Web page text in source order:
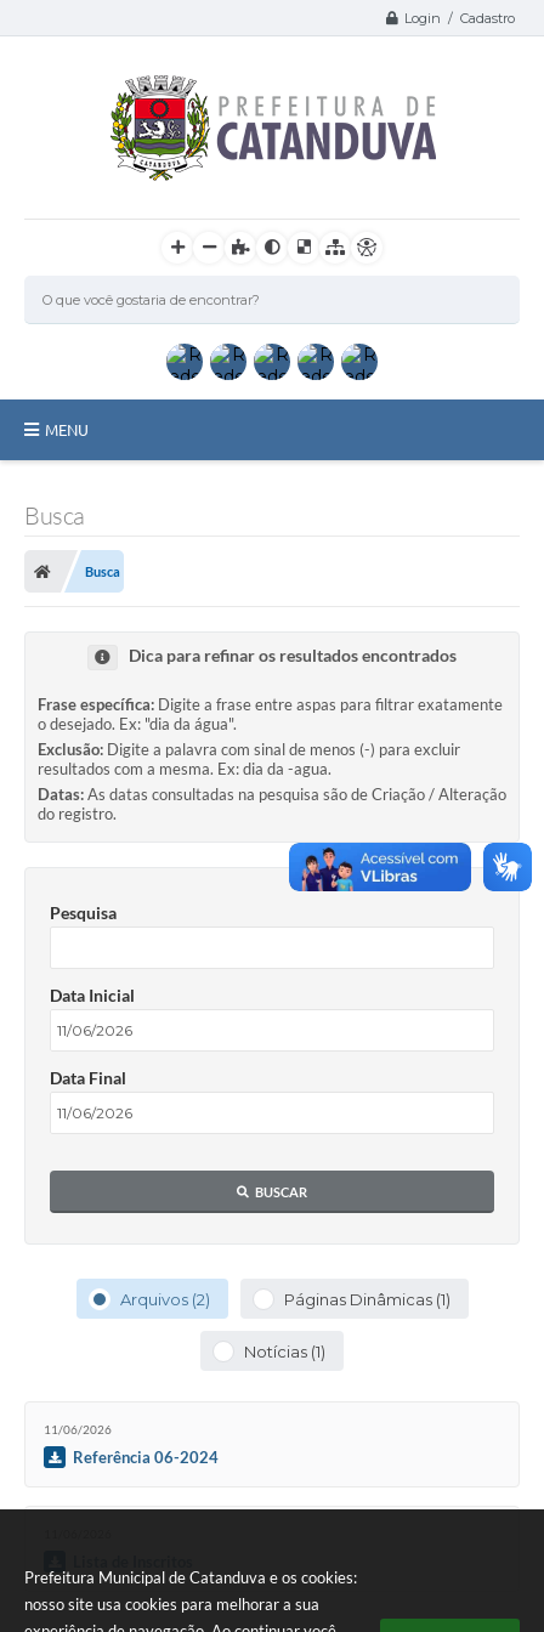
Prefeitura Municipal de Catanduva e os cookies:
nosso site usa cookies para melhorar a sua
Login / Cadastro
MENU
Licitações / PCA
Concessão Pública
Legislação
Contratos
Galeria de Fotos
Ouvidoria
Arquivos para Download
Notícias
Galeria de Vídeos
Telefones Úteis
A Prefeitura
Agenda
Contato
Editais
Busca
Busca
Dica para refinar os resultados encontrados
Frase específica: Digite a frase entre aspas para filtrar exatamente
o desejado. Ex: "dia da água".
Exclusão: Digite a palavra com sinal de menos (-) para excluir
resultados com a mesma. Ex: dia da -agua.
Datas:As datas consultadas na pesquisa são de Criação / Alteração
do registro.
Pesquisa
Data Inicial
Data Final
BUSCAR
Arquivos (2) Páginas Dinâmicas (1)
Notícias (1)
11/06/2026
Referência 06-2024